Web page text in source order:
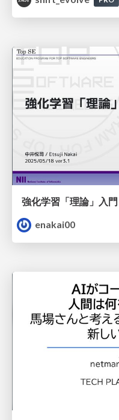
強化学習「理論」入門
enakai00